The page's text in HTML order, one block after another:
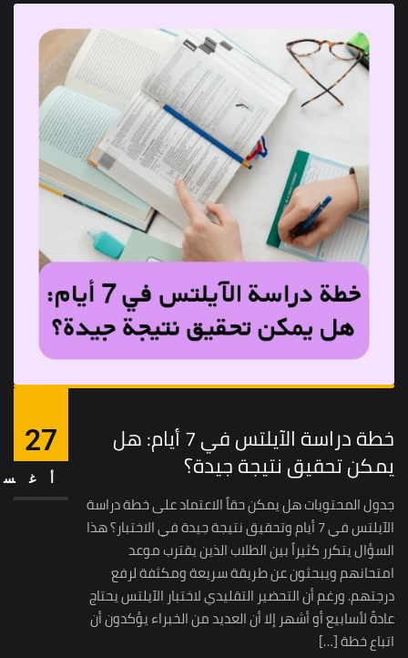
خطة دراسة الآيلتس في 7 أيام: هل
يمكن تحقيق نتيجة جيدة؟
جدول المحتويات هل يمكن حقاً الاعتماد على خطة دراسة
الآيلتس في 7 أيام وتحقيق نتيجة جيدة في الاختبار؟ هذا
السؤال يتكرر كثيراً بين الطلاب الذين يقترب موعد
امتحانهم ويبحثون عن طريقة سريعة ومكثفة لرفع
درجتهم. ورغم أن التحضير التقليدي لاختبار الآيلتس يحتاج
عادةً لأسابيع أو أشهر إلا أن العديد من الخبراء يؤكدون أن
اتباع خطة […]
27